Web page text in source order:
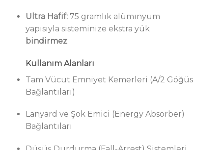
Ultra Hafif:75 gramlık alüminyum
yapısıyla sisteminize ekstra yük
bindirmez.
Kullanım Alanları
Tam Vücut Emniyet Kemerleri (A/2 Göğüs
Bağlantıları)
Lanyard ve Şok Emici (Energy Absorber)
Bağlantıları